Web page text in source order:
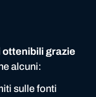
grazie
alcuni:
sulle fonti